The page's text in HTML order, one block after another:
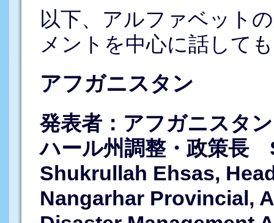
以下、アルファベット
メントを中心に話して
アフガニスタン
発表者：アフガニスタ
ハール州調整・政策長
Shukrullah Ehsas,
Nangarhar Provincial,